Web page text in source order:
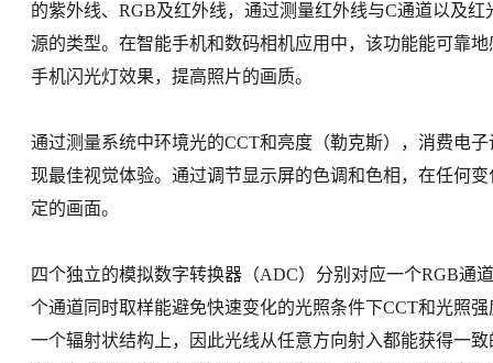
的紫外线、RGB及红外线，通过测量红外线与C通道以及
源的类型。在智能手机和数码相机应用中，该功能能可靠
手机闪光灯效果，提高照片的画质。
通过测量系统中环境光的CCT和亮度（勒克斯），消费电
现最佳视觉体验。通过调节显示屏的色调和色相，在任何
定的画面。
四个独立的模拟数字转换器（ADC）分别对应一个RGB通
个通道同时取样能避免快速变化的光照条件下CCT和光照
一个辐射状结构上，因此光线从任意方向射入都能获得一